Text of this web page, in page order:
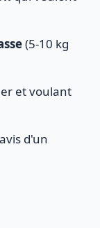
(5-10 kg
et voulant
d'un